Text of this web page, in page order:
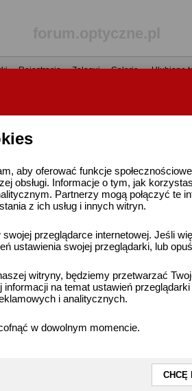
aby oferować funkcje
obsługi. Informacje o tym, jak
Partnerzy mogą połączyć te
z ich usług i innych witryn.
przeglądarce internetowej. Jeśli
ustawienia swojej przeglądarki, lub
witryny, będziemy przetwarzać
na temat ustawień
i analitycznych.
w dowolnym momencie.
CHCĘ
•Rejestracja•Zaloguj•Galerie• Ulubione
żeby przejść do formularza rejestracyjnego.